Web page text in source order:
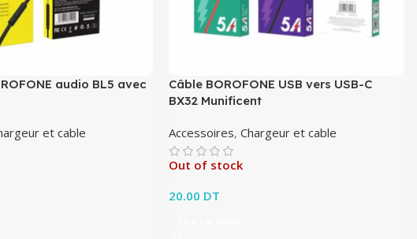
audio BL5 avec
et cable
Câble BOROFONE USB vers USB-C
BX32 Munificent
Accessoires,Chargeur et cable
Out of stock
20.00 DT